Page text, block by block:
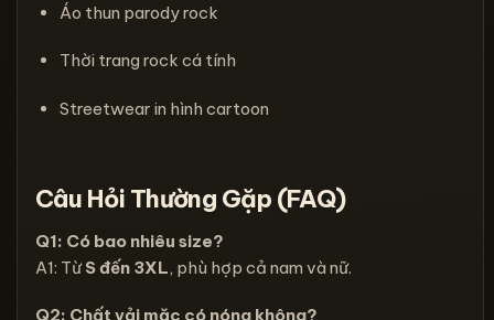
Áo thun parody rock
Thời trang rock cá tính
Streetwear in hình cartoon
Câu Hỏi Thường Gặp (FAQ)
Q1: Có bao nhiêu size?
A1: TừS đến 3XL, phù hợp cả nam và nữ.
Q2: Chất vải mặc có nóng không?